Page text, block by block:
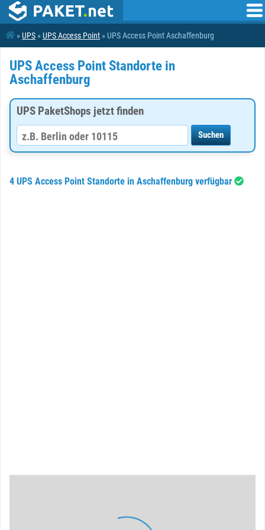
»UPS »UPS Access Point » UPS Access Point Aschaffenburg
UPS Access Point Standorte in
Aschaffenburg
UPS PaketShops jetzt finden
4 UPS Access Point Standorte in Aschaffenburg verfügbar